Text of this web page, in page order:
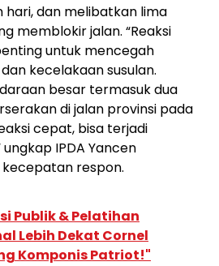
hari, dan melibatkan lima
memblokir jalan. “Reaksi
untuk mencegah
kecelakaan susulan.
besar termasuk dua
di jalan provinsi pada
cepat, bisa terjadi
IPDA Yancen
respon.
Publik & Pelatihan
Lebih Dekat Cornel
Komponis Patriot!"